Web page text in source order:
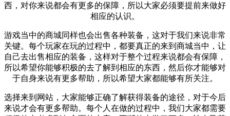
西，对你来说都会有更多的保障，所以大家必须要提前来做好
相应的认识。
游戏当中的商城同样也会出售各种装备，这对于我们来说非常
关键。每个玩家在玩的过程中，都要真正的来到商城当中，让
自己去出售相应的装备，这样对于整个过程来说都会有保障，
所以希望你能够积极的去了解到相应的东西，然后你才能够对
于自身来说有更多帮助，所以希望大家都能够有所关注。
选择来到网站，大家能够正确了解获得装备的途径，对于今后
来说才会有更多帮助。每个人在做的过程中，我们大家都需要